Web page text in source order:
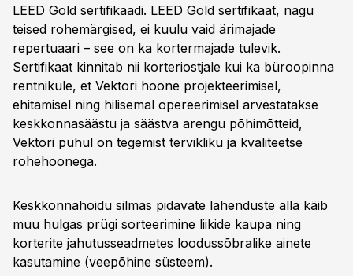
LEED Gold sertifikaadi. LEED Gold sertifikaat, nagu
teised rohemärgised, ei kuulu vaid ärimajade
repertuaari – see on ka kortermajade tulevik.
Sertifikaat kinnitab nii korteriostjale kui ka büroopinna
rentnikule, et Vektori hoone projekteerimisel,
ehitamisel ning hilisemal opereerimisel arvestatakse
keskkonnasäästu ja säästva arengu põhimõtteid,
Vektori puhul on tegemist tervikliku ja kvaliteetse
rohehoonega.
Keskkonnahoidu silmas pidavate lahenduste alla käib
muu hulgas prügi sorteerimine liikide kaupa ning
korterite jahutusseadmetes loodussõbralike ainete
kasutamine (veepõhine süsteem).